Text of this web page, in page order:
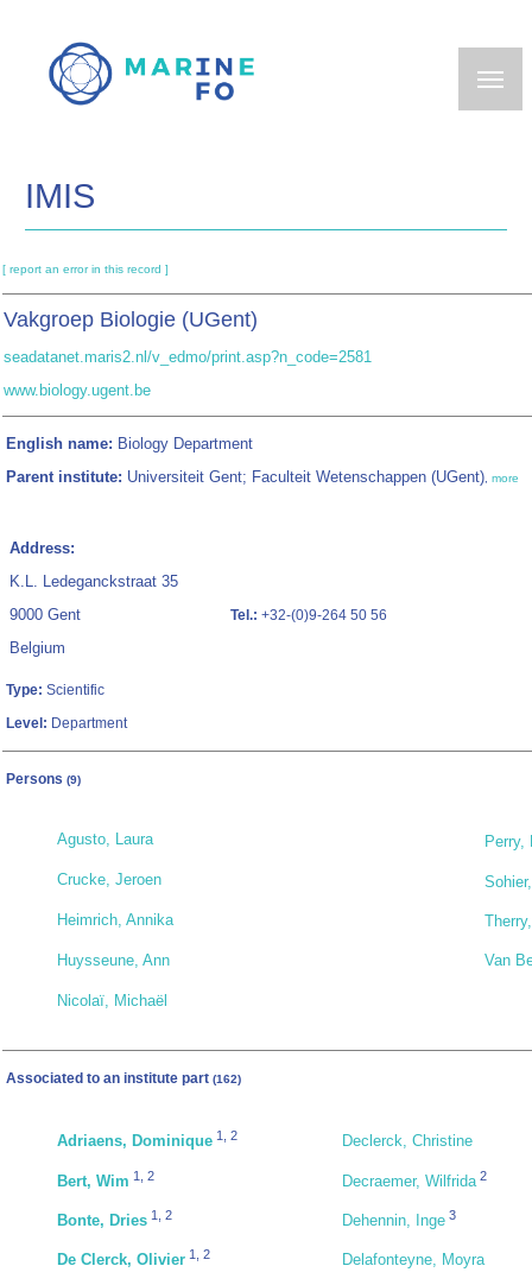
main
IMIS
[ report an error in this record ]
Vakgroep Biologie (UGent)
seadatanet.maris2.nl/v_edmo/print.asp?n_code=2581
www.biology.ugent.be
English name: Biology Department
Parent institute: Universiteit Gent; Faculteit Wetenschappen (UGent), more
Address:
K.L. Ledeganckstraat 35
9000 Gent
Belgium
Tel.: +32-(0)9-264 50 56
Type: Scientific
Level: Department
Persons (9)
Agusto, Laura
Crucke, Jeroen
Heimrich, Annika
Huysseune, Ann
Nicolaï, Michaël
Perry,
Van
Associated to an institute part (162)
Adriaens, Dominique 1, 2
Bert, Wim 1 2
Bonte, Dries 1 2
De Clerck, Olivier 1, 2
Declerck, Christine
Decraemer, Wilfrida 2
Dehennin, Inge 3
Delafonteyne, Moyra